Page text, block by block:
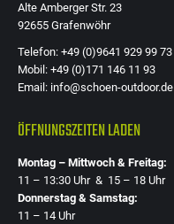
Alte Amberger Str. 23
92655 Grafenwöhr
Telefon: +49 (0)9641 929 99 73
Mobil: +49 (0)171 146 11 93
Email: info@schoen-outdoor.de
ÖFFNUNGSZEITEN LADEN
Montag – Mittwoch & Freitag:
11 – 13:30 Uhr & 15 – 18 Uhr
Donnerstag & Samstag:
11 – 14 Uhr